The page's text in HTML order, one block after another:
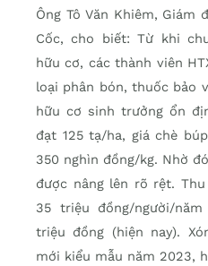
Ông Tô Văn Khiêm, Giám
Cốc, cho biết: Từ khi
hữu cơ, các thành viên
loại phân bón, thuốc bảo
hữu cơ sinh trưởng ổn
đạt 125 tạ/ha, giá chè
350 nghìn đồng/kg. Nhờ
được nâng lên rõ rệt.
35 triệu đồng/người/
triệu đồng (hiện nay).
mới kiểu mẫu năm 2023,